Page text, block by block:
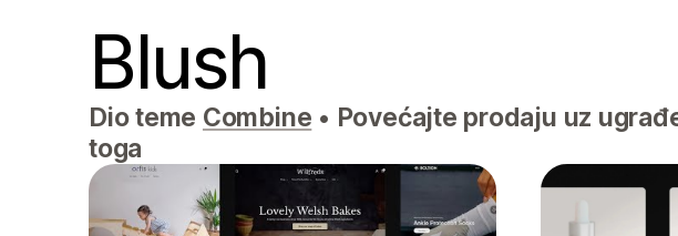
Blush
Dio teme Combine • Povećajte prodaju uz
toga